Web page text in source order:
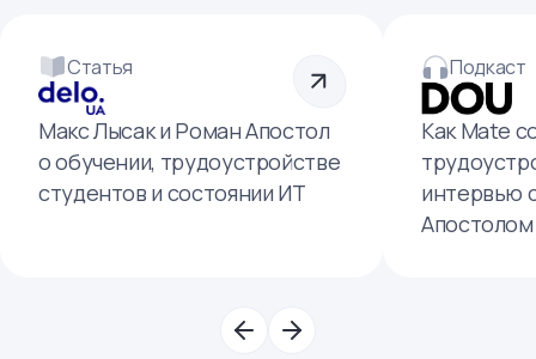
Статья
Макс Лысак и Роман Апостол
о обучении, трудоустройстве
студентов и состоянии ИТ
Подкаст
Как Mate
интервью
Апостолом